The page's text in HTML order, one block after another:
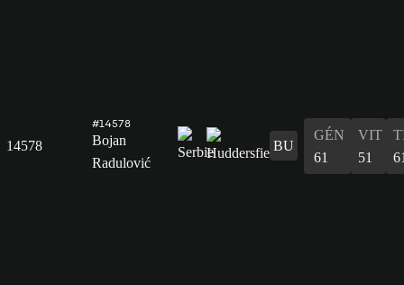
14578
#14578
Bojan
Radulović
BU
GÉN
61
VIT
51